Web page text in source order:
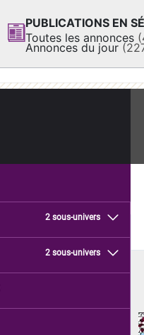
PUBLICATIONS EN
Toutes les annonces
Annonces du jour
2 sous-univers
2 sous-univers